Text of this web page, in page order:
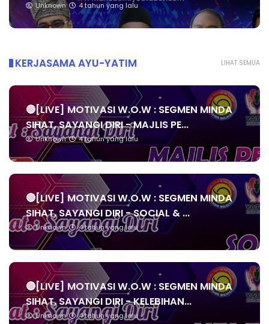
Unknown 4 tahun yang lalu
LIHAT SEMUA
KERJASAMA AYU-YATIM
🔴[LIVE] MOTIVASI W.O.W : SEGMEN MINDA
SIHAT, SAYANGI DIRI - MAJLIS PE...
Unknown 4 tahun yang lalu
🔴[LIVE] MOTIVASI W.O.W : SEGMEN MINDA
SIHAT, SAYANGI DIRI - SOCIAL & ...
Unknown 4 tahun yang lalu
🔴[LIVE] MOTIVASI W.O.W : SEGMEN MINDA
SIHAT, SAYANGI DIRI - KELEBIHAN...
Unknown 4 tahun yang lalu